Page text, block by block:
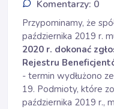
Komentarzy: 0
Przypominamy, że
października 2019 r.
2020 r. dokonać
Rejestru
- termin wydłużono
19. Podmioty, które
października 2019 r.,